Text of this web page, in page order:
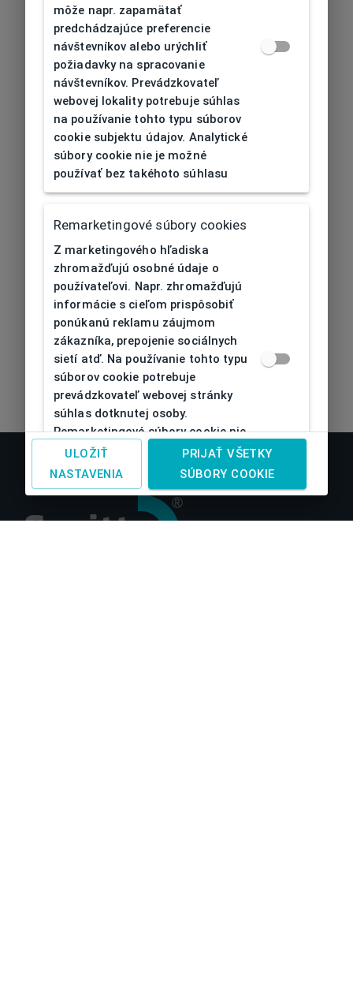
môže napr. zapamätať
predchádzajúce preferencie
návštevníkov alebo urýchliť
požiadavky na spracovanie
návštevníkov. Prevádzkovateľ
webovej lokality potrebuje súhlas
na používanie tohto typu súborov
cookie subjektu údajov. Analytické
súbory cookie nie je možné
používať bez takéhoto súhlasu
Remarketingové súbory cookies
Z marketingového hľadiska
zhromažďujú osobné údaje o
používateľovi. Napr. zhromažďujú
informácie s cieľom prispôsobiť
ponúkanú reklamu záujmom
zákazníka, prepojenie sociálnych
sietí atď. Na používanie tohto typu
súborov cookie potrebuje
prevádzkovateľ webovej stránky
súhlas dotknutej osoby.
Remarketingové súbory cookie nie
je možné bez takéhoto súhlasu
používať
ULOŽIŤ
NASTAVENIA
PRIJAŤ VŠETKY
SÚBORY COOKIE